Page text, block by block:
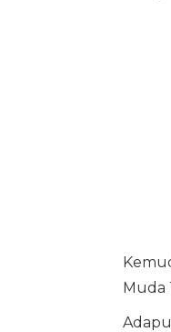
Muda